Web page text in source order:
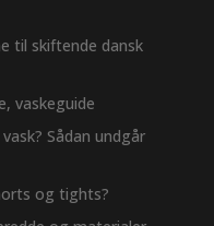
til skiftende dansk
vaskeguide
Sådan undgår
og tights?